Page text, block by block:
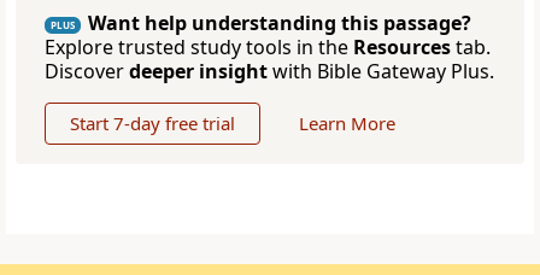
PLUS
Want help understanding this passage?
Explore trusted study tools in the Resourcestab.
Discoverdeeper insightwith Bible Gateway Plus.
Start 7-day free trial Learn More